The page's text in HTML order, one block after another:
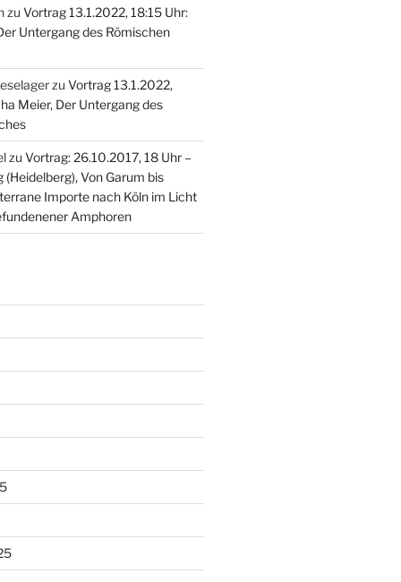
zu Vortrag 13.1.2022, 18:15 Uhr:
Untergang des Römischen
zu Vortrag 13.1.2022,
Meier, Der Untergang des
zu Vortrag: 26.10.2017, 18 Uhr –
(Heidelberg), Von Garum bis
Importe nach Köln im Licht
Amphoren